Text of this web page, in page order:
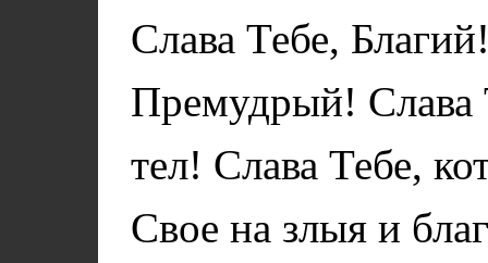
Слава Тебе,
Премудрый! Слава
тел! Слава Тебе,
Свое на злыя и